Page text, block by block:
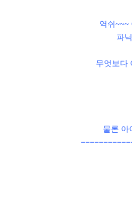
역쉬~~~
파
무엇보다
물론 아